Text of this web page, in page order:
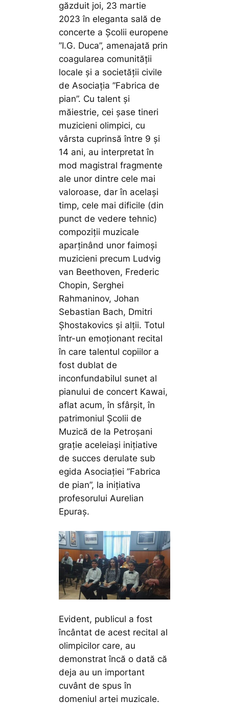
găzduit joi, 23 martie
2023 în eleganta sală de
concerte a Școlii europene
”I.G. Duca”, amenajată prin
coagularea comunității
locale și a societății civile
de Asociația ”Fabrica de
pian”. Cu talent și
măiestrie, cei șase tineri
muzicieni olimpici, cu
vârsta cuprinsă între 9 și
14 ani, au interpretat în
mod magistral fragmente
ale unor dintre cele mai
valoroase, dar în același
timp, cele mai dificile (din
punct de vedere tehnic)
compoziții muzicale
aparținând unor faimoși
muzicieni precum Ludvig
van Beethoven, Frederic
Chopin, Serghei
Rahmaninov, Johan
Sebastian Bach, Dmitri
Șhostakovics și alții. Totul
într-un emoționant recital
în care talentul copiilor a
fost dublat de
inconfundabilul sunet al
pianului de concert Kawai,
aflat acum, în sfârșit, în
patrimoniul Școlii de
Muzică de la Petroșani
grație aceleiași inițiative
de succes derulate sub
egida Asociației ”Fabrica
de pian”, la inițiativa
profesorului Aurelian
Epuraș.
Evident, publicul a fost
încântat de acest recital al
olimpicilor care, au
demonstrat încă o dată că
deja au un important
cuvânt de spus în
domeniul artei muzicale.